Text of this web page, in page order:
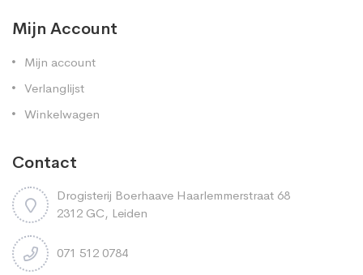
Mijn Account
Mijn account
Verlanglijst
Winkelwagen
Contact
Drogisterij Boerhaave Haarlemmerstraat 68
2312 GC, Leiden
071 512 0784